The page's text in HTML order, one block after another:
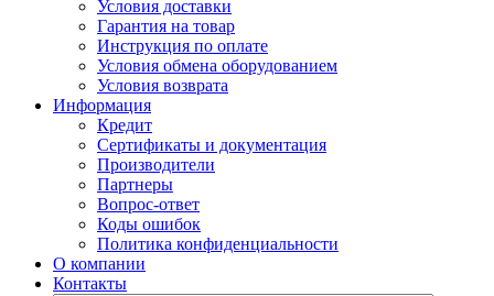
Условия доставки
Гарантия на товар
Инструкция по оплате
Условия обмена оборудованием
Условия возврата
Информация
Кредит
Сертификаты и документация
Производители
Партнеры
Вопрос-ответ
Коды ошибок
Политика конфиденциальности
О компании
Контакты